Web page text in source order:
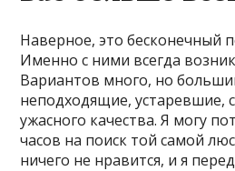
Наверное, это бесконечный
Именно с ними всегда
Вариантов много, но
неподходящие, устаревшие,
ужасного качества. Я могу
часов на поиск той самой
ничего не нравится, и я